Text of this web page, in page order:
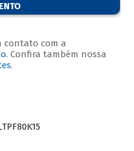
contato com a
. Confira também nossa
.